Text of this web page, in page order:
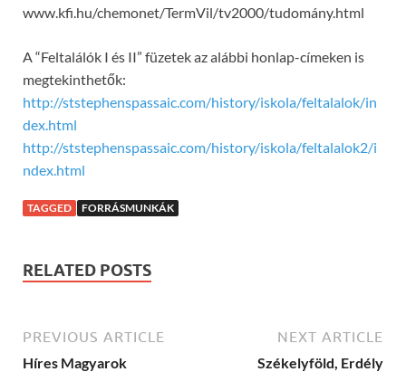
www.kfi.hu/chemonet/TermVil/tv2000/tudomány.html
A “Feltalálók I és II” füzetek az alábbi honlap-címeken is
megtekinthetők:
http://ststephenspassaic.com/history/iskola/feltalalok/in
dex.html
http://ststephenspassaic.com/history/iskola/feltalalok2/i
ndex.html
TAGGED FORRÁSMUNKÁK
RELATED POSTS
PREVIOUS ARTICLE
Híres Magyarok
NEXT ARTICLE
Székelyföld, Erdély